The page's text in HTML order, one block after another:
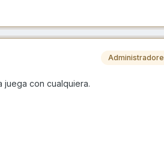
juega con cualquiera.